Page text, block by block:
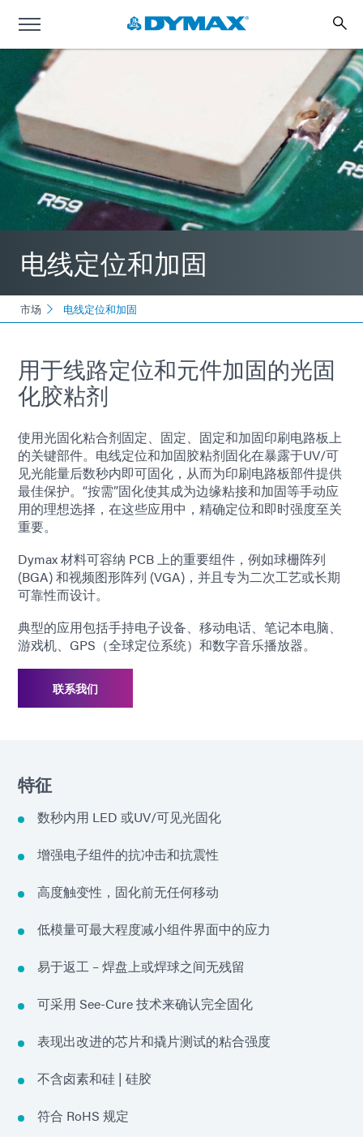
电线定位和加固
市场 电线定位和加固
用于线路定位和元件加固的光固
化胶粘剂
使用光固化粘合剂固定、固定、固定和加固印刷电路板上
的关键部件。电线定位和加固胶粘剂固化在暴露于UV/可
见光能量后数秒内即可固化，从而为印刷电路板部件提供
最佳保护。“按需”固化使其成为边缘粘接和加固等手动应
用的理想选择，在这些应用中，精确定位和即时强度至关
重要。
Dymax 材料可容纳 PCB 上的重要组件，例如球栅阵列
(BGA) 和视频图形阵列 (VGA)，并且专为二次工艺或长期
可靠性而设计。
典型的应用包括手持电子设备、移动电话、笔记本电脑、
游戏机、GPS（全球定位系统）和数字音乐播放器。
联系我们
特征
数秒内用 LED 或UV/可见光固化
增强电子组件的抗冲击和抗震性
高度触变性，固化前无任何移动
低模量可最大程度减小组件界面中的应力
易于返工 – 焊盘上或焊球之间无残留
可采用 See-Cure 技术来确认完全固化
表现出改进的芯片和撬片测试的粘合强度
不含卤素和硅 | 硅胶
符合 RoHS 规定